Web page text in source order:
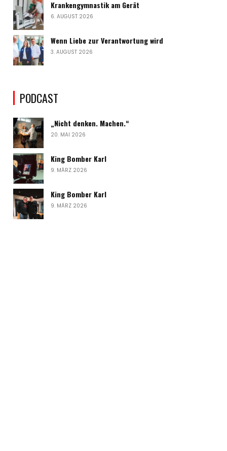
Krankengymnastik am Gerät
6. AUGUST 2026
Wenn Liebe zur Verantwortung wird
3. AUGUST 2026
PODCAST
„Nicht denken. Machen.“
20. MAI 2026
King Bomber Karl
9. MÄRZ 2026
King Bomber Karl
9. MÄRZ 2026